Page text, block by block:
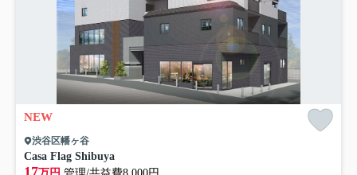
NEW
渋谷区幡ヶ谷
Casa Flag Shibuya